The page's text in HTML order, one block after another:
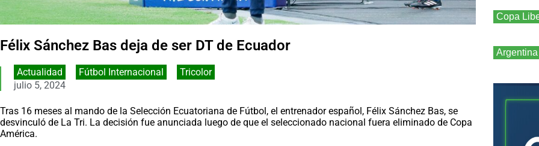
Félix Sánchez Bas deja de ser DT de Ecuador
Actualidad Fútbol Internacional
Tricolor
julio 5, 2024
Tras 16 meses al mando de la Selección Ecuatoriana de Fútbol, el entrenador español, Félix Sánchez Bas, se
desvinculó de La Tri. La decisión fue anunciada luego de que el seleccionado nacional fuera eliminado de Copa
América.
Copa
Argentina